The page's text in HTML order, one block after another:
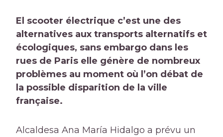
El scooter électrique c’est une des
alternatives aux transports alternatifs et
écologiques, sans embargo dans les
rues de Paris elle génère de nombreux
problèmes au moment où l’on débat de
la possible disparition de la ville
française.
Alcaldesa Ana María Hidalgo a prévu un